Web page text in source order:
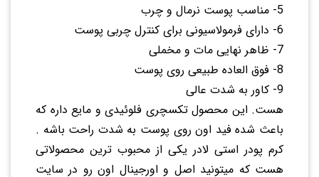
5- مناسب پوست نرمال و چرب
6- دارای فرمولاسیونی برای کنترل چربی پوست
7- ظاهر نهایی مات و مخملی
8- فوق العاده طبیعی روی پوست
9- کاور به شدت عالی
هست. این محصول تکسچری فلوئیدی و مایع داره که
باعث شده فید اون روی پوست به شدت راحت باشه .
کرم پودر استی لادر یکی از محبوب ترین محصولاتی
هست که میتونید اصل و اورجینال اون رو در سایت